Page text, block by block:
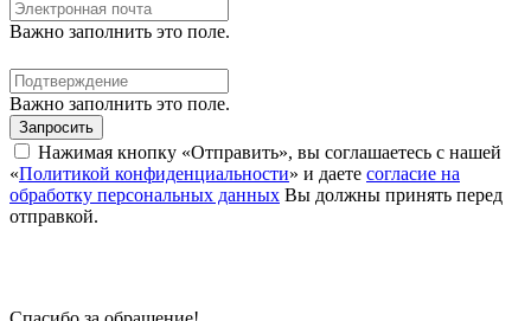
Важно заполнить это поле.
Важно заполнить это поле.
Запросить
Нажимая кнопку «Отправить», вы соглашаетесь с нашей
«Политикой конфиденциальности» и даете согласие на
обработку персональных данных Вы должны принять перед
отправкой.